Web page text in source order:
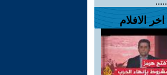
اخر الافلام